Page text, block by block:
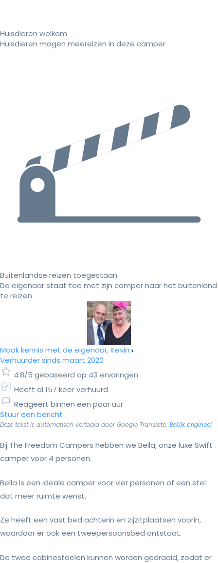
Huisdieren welkom
Huisdieren mogen meereizen in deze camper
Buitenlandse reizen toegestaan
De eigenaar staat toe met zijn camper naar het buitenland
te reizen
Maak kennis met de eigenaar, Kevin
Verhuurder sinds maart 2020
4.8/5 gebaseerd op 43 ervaringen
Heeft al 157 keer verhuurd
Reageert binnen een paar uur
Stuur een bericht
Deze tekst is automatisch vertaald door Google Translate. Bekijk origineel
Bij The Freedom Campers hebben we Bella, onze luxe Swift
camper voor 4 personen.
Bella is een ideale camper voor vier personen of een stel
dat meer ruimte wenst.
Ze heeft een vast bed achterin en zijzitplaatsen voorin,
waardoor er ook een tweepersoonsbed ontstaat.
De twee cabinestoelen kunnen worden gedraaid, zodat er